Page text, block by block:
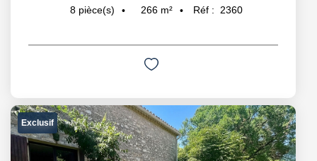
8 pièce(s) 266 m² Réf : 2360
Exclusif